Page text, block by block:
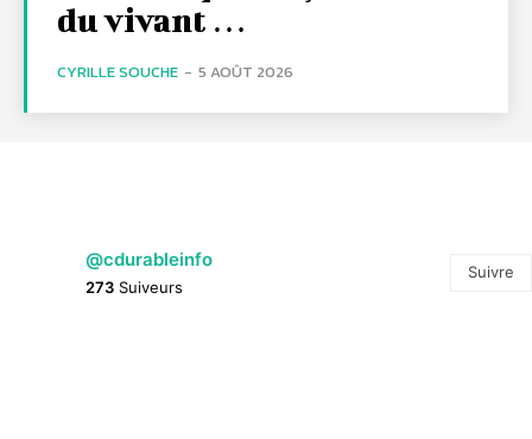
du vivant …
CYRILLE SOUCHE - 5 AOÛT 2026
@cdurableinfo
273 Suiveurs
Suivre